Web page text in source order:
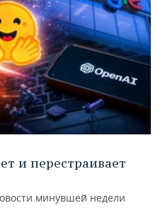
и перестраивает
минувшей недели